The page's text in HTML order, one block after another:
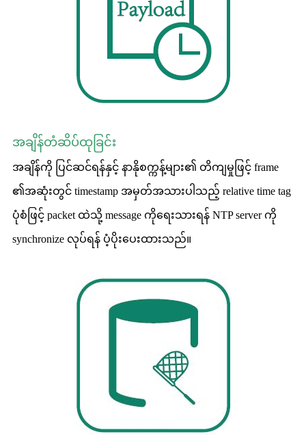
အချိန်တံဆိပ်ထုခြင်း
အချိန်ကို ပြင်ဆင်ရန်နှင့် နာနိုစက္ကန့်များ၏ တိကျမှုဖြင့် frame
၏အဆုံးတွင် timestamp အမှတ်အသားပါသည့် relative time tag
ပုံစံဖြင့် packet ထဲသို့ message ကိုရေးသားရန် NTP server ကို
synchronize လုပ်ရန် ပံ့ပိုးပေးထားသည်။